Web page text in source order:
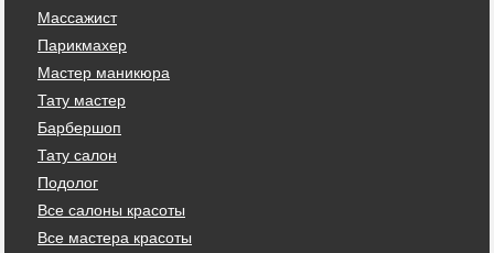
Массажист
Парикмахер
Мастер маникюра
Тату мастер
Барбершоп
Тату салон
Подолог
Все салоны красоты
Все мастера красоты